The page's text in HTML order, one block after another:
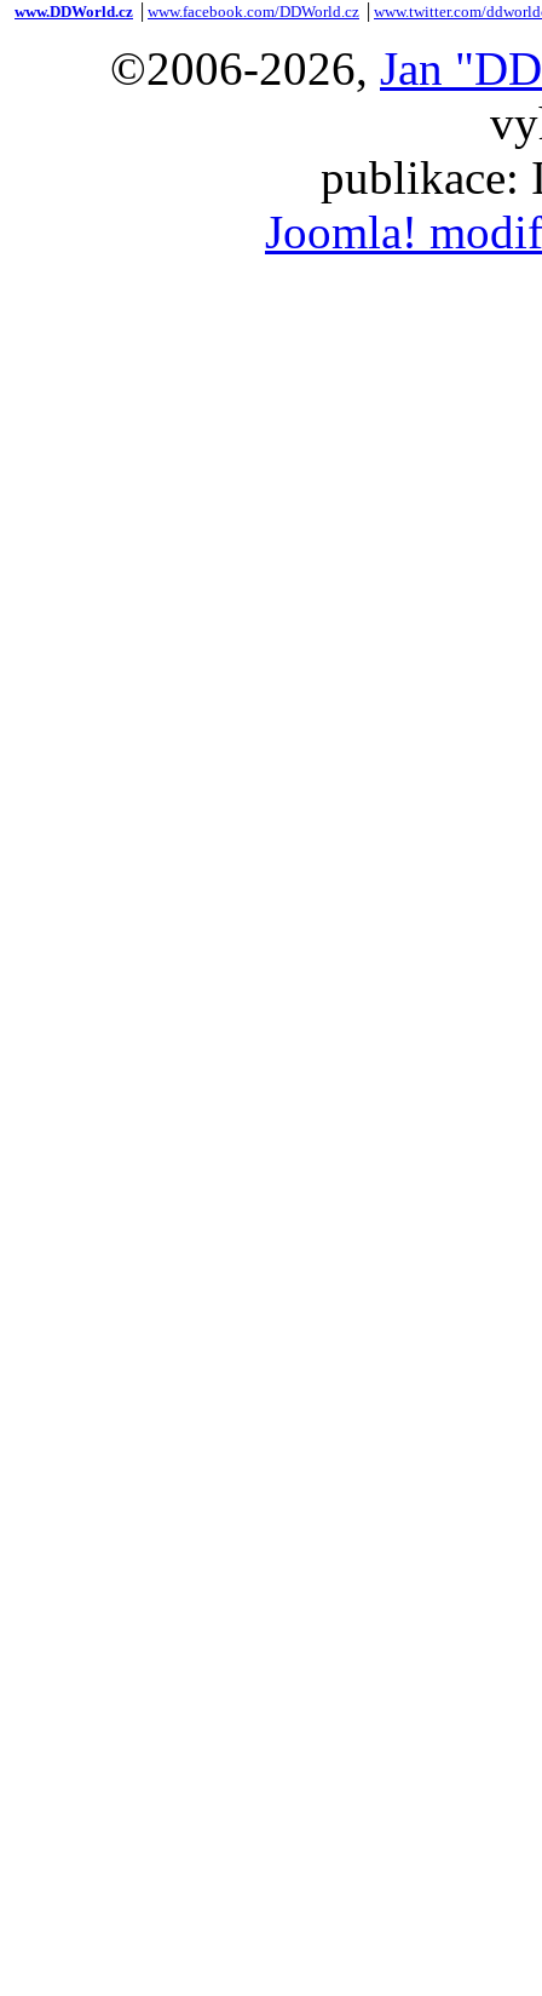
www.DDWorld.cz www.facebook.com/DDWorld.cz www.twitter.com/
©2006-2026, Jan
publikace:
Joomla!